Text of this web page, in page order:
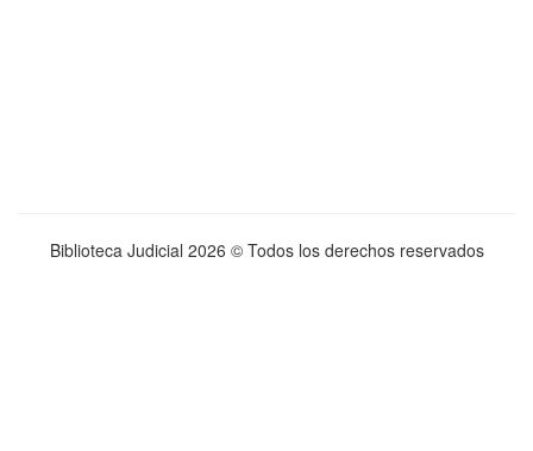
Biblioteca Judicial 2026 © Todos los derechos reservados